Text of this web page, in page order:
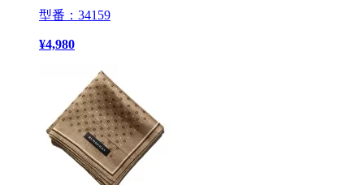
型番：34159
¥4,980